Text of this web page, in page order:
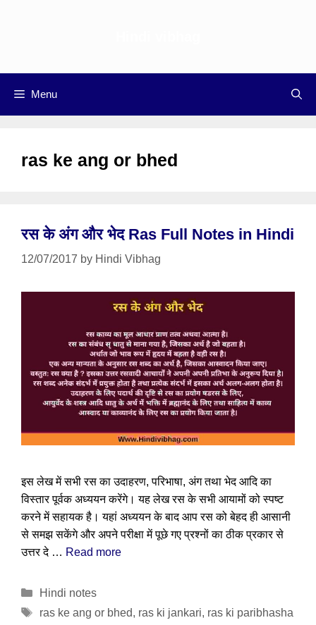
Menu
ras ke ang or bhed
रस के अंग और भेद Ras Full Notes in Hindi
12/07/2017 by Hindi Vibhag
इस लेख में सभी रस का उदाहरण, परिभाषा, अंग तथा भेद आदि का
विस्तार पूर्वक अध्ययन करेंगे। यह लेख रस के सभी आयामों को स्पष्ट
करने में सहायक है। यहां अध्ययन के बाद आप रस को बेहद ही आसानी
से समझ सकेंगे और अपने परीक्षा में पूछे गए प्रश्नों का ठीक प्रकार से
उत्तर दे … Read more
Categories
Hindi notes
Tags
ras ke ang or bhed, ras ki jankari, ras ki paribhasha